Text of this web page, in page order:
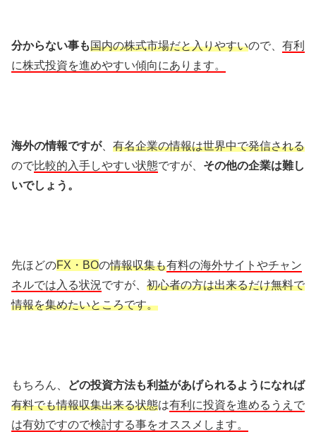
分からない事も国内の株式市場だと入りやすいので、 有利
に株式投資を進めやすい傾向にあります。
海外の情報ですが、 有名企業の情報は世界中で発信される
ので比較的入手しやすい状態ですが、 その他の企業は難し
いでしょう。
先ほどのFX・BOの情報収集も有料の海外サイトやチャン
ネルでは入る状況ですが、 初心者の方は出来るだけ無料で
情報を集めたいところです。
もちろん、
どの投資方法も利益があげられるようになれば
有料でも情報収集出来る状態は有利に投資を進めるうえで
は有効ですので検討する事をオススメします。